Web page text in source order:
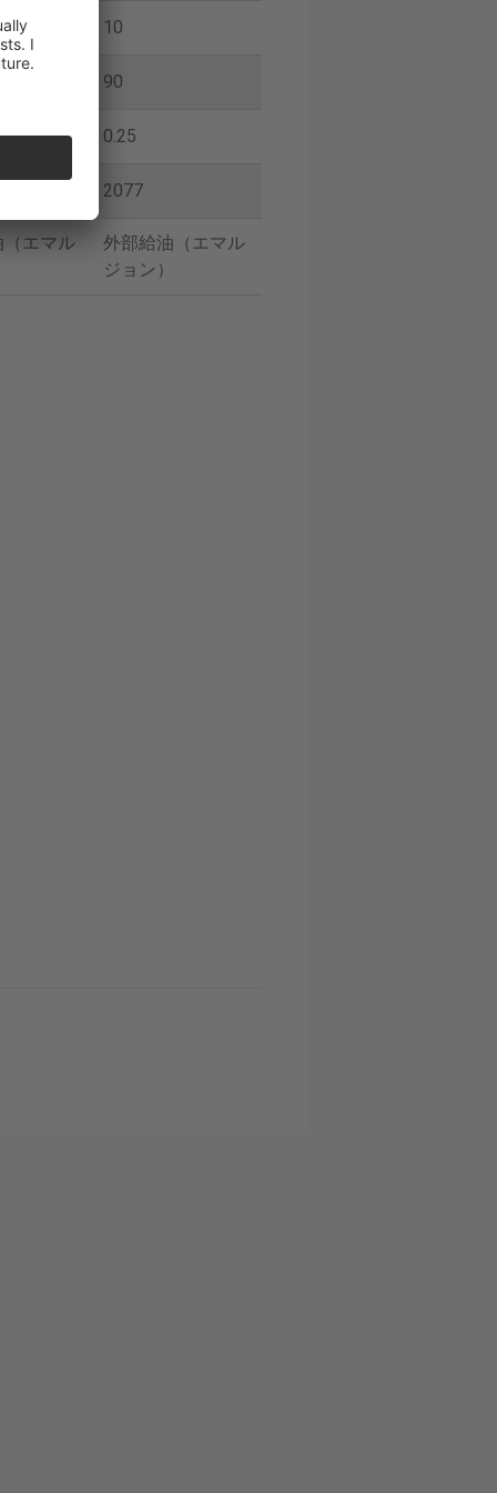
10
90
0.25
2077
エマル
外部給油（エマル
ジョン）